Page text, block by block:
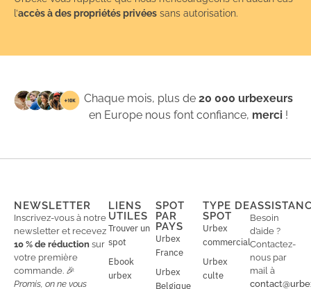
l’accès à des propriétés privées sans autorisation.
Chaque mois, plus de20 000 urbexeurs
en Europe nous font confiance, merci !
NEWSLETTER
Inscrivez-vous à notre
newsletter et recevez
10 % de réduction sur
votre première
commande. 🎉
Promis, on ne vous
LIENS
UTILES
Trouver un
spot
Ebook
urbex
SPOT
PAR
PAYS
Urbex
France
Urbex
Belgique
TYPE DE
SPOT
Urbex
commercial
Urbex
culte
Besoin
d’aide ?
Contactez-
nous par
mail à